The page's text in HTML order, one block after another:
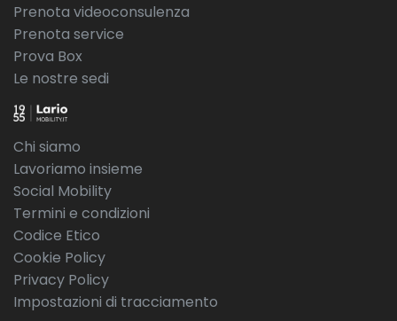
Prenota videoconsulenza
Prenota service
Prova Box
Le nostre sedi
Chi siamo
Lavoriamo insieme
Social Mobility
Termini e condizioni
Codice Etico
Cookie Policy
Privacy Policy
Impostazioni di tracciamento